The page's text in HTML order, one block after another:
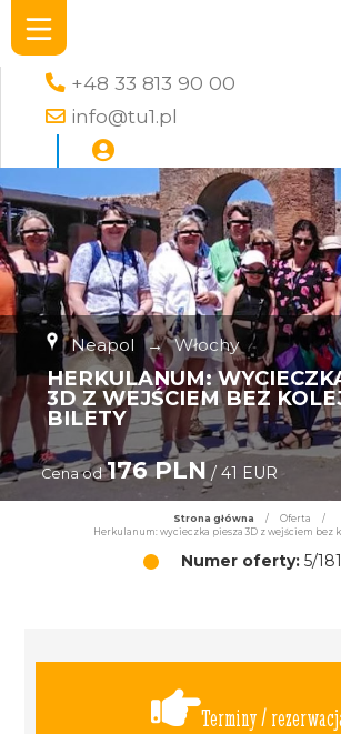
+48 33 813 90 00
info@tu1.pl
Neapol → Włochy
HERKULANUM:
3D Z WEJŚCIEM BEZ
BILETY
Cena od 176 PLN/ 41 EUR
Strona główna / Oferta
/
Herkulanum: wycieczka piesza 3D z wejściem bez
Numer oferty:5/
Terminy /